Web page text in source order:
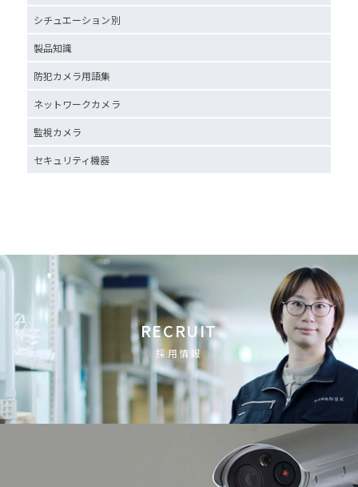
シチュエーション別
製品知識
防犯カメラ用語集
ネットワークカメラ
監視カメラ
セキュリティ機器
RECRUIT
採用情報